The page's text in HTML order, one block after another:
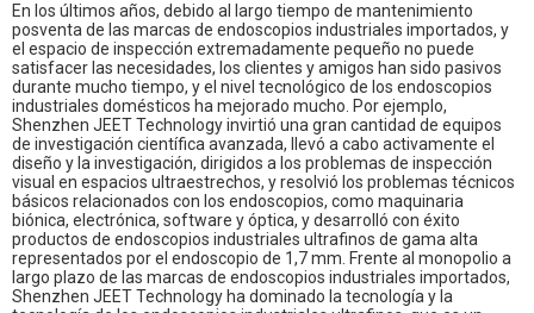
En los últimos años, debido al largo tiempo de mantenimiento
posventa de las marcas de endoscopios industriales importados, y
el espacio de inspección extremadamente pequeño no puede
satisfacer las necesidades, los clientes y amigos han sido pasivos
durante mucho tiempo, y el nivel tecnológico de los endoscopios
industriales domésticos ha mejorado mucho. Por ejemplo,
Shenzhen JEET Technology invirtió una gran cantidad de equipos
de investigación científica avanzada, llevó a cabo activamente el
diseño y la investigación, dirigidos a los problemas de inspección
visual en espacios ultraestrechos, y resolvió los problemas técnicos
básicos relacionados con los endoscopios, como maquinaria
biónica, electrónica, software y óptica, y desarrolló con éxito
productos de endoscopios industriales ultrafinos de gama alta
representados por el endoscopio de 1,7 mm. Frente al monopolio a
largo plazo de las marcas de endoscopios industriales importados,
Shenzhen JEET Technology ha dominado la tecnología y la